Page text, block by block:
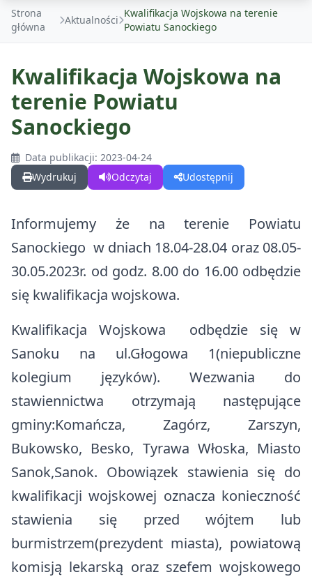
GMINA
O Gminie
O Gminie w Mediach
Sołectwa w Gminie Komańcza
Fundusz dróg samorządowych
Zadania dofinansowane ze środków budżetu państwa
Rządowy Fundusz Polski Ład
Rządowy Fundusz Rozwoju Dróg
latach 2021- 2030
Europejski Fundusz Rolny na rzecz Rozwoju Obszarów Wiejskich
Organizacje pozarządowe
Strategia Rozwoju Ponadlokalnego dla Partnerstwa Turystyczne
Kalendarz wydarzeń
Gospodarka odpadami
Czyste Powietrze
Centralna Ewidencja Emisyjności Budynków (CEEB)
Nieodpłatna pomoc prawna
Edukacja
Komunikacja i transport
Ważne dane, telefony i adresy
Konta bankowe
Tablica informacyjna
Ostrzeżenia meteorologiczne
DLA TURYSTÓW
Kalendarz wydarzeń
Wirtualna Komańcza
Trasy rowerowe
Szlaki turystyczne
Baza noclegowa
DLA INWESTORA
Działki na sprzedaż
Działki do dzierżawy
Strona
główna
Aktualności
Kwalifikacja Wojskowa na terenie
Powiatu Sanockiego
Kwalifikacja Wojskowa na
terenie Powiatu
Sanockiego
Data publikacji: 2023-04-24
Wydrukuj
Odczytaj Udostępnij
Informujemy że na terenie Powiatu
Sanockiego w dniach 18.04-28.04 oraz 08.05-
30.05.2023r. od godz. 8.00 do 16.00 odbędzie
się kwalifikacja wojskowa.
Kwalifikacja Wojskowa odbędzie się w
Sanoku na ul.Głogowa 1(niepubliczne
kolegium języków). Wezwania do
stawiennictwa otrzymają następujące
gminy:Komańcza, Zagórz, Zarszyn,
Bukowsko, Besko, Tyrawa Włoska, Miasto
Sanok,Sanok. Obowiązek stawienia się do
kwalifikacji wojskowej oznacza konieczność
stawienia się przed wójtem lub
burmistrzem(prezydent miasta), powiatową
komisją lekarską oraz szefem wojskowego